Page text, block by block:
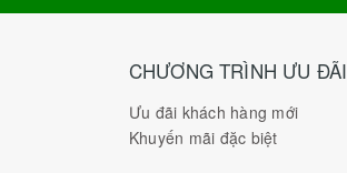
CHƯƠNG TRÌNH ƯU ĐÃI
Ưu đãi khách hàng mới
Khuyến mãi đặc biệt